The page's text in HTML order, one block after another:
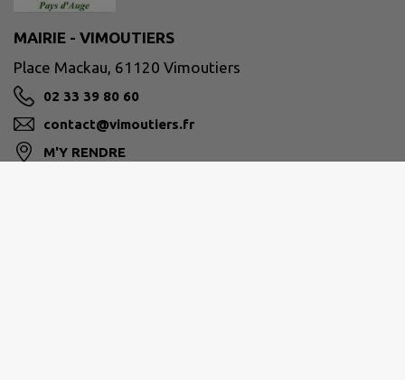
MAIRIE - VIMOUTIERS
Place Mackau, 61120 Vimoutiers
02 33 39 80 60
contact@vimoutiers.fr
M'Y RENDRE